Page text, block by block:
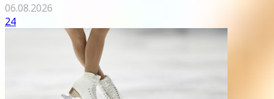
06.08.2026
24